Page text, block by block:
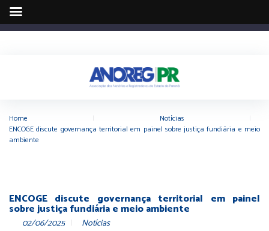
Home Notícias
ENCOGE discute governança territorial em painel sobre justiça fundiária e meio
ambiente
ENCOGE discute governança territorial em painel
sobre justiça fundiária e meio ambiente
02/06/2025 Notícias